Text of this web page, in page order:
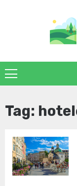
Tag: